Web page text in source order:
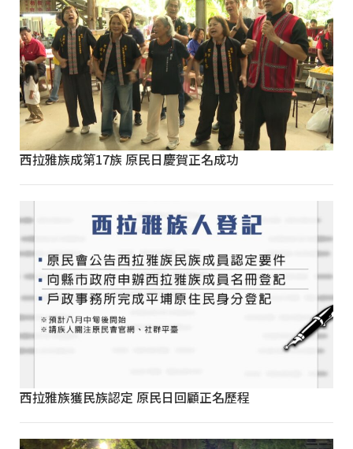
西拉雅族成第17族 原民日慶賀正名成功
西拉雅族獲民族認定 原民日回顧正名歷程